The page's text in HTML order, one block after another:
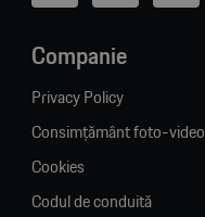
Companie
Privacy Policy
Consimțământ foto-video
Cookies
Codul de conduită